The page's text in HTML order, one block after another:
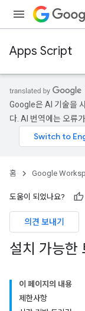
Apps Script
Google은 AI 기술을
다. AI 번역에는 오류
홈 Google
도움이 되었나요?
의견 보내기
설치 가능한
이 페이지의 내용
제한사항